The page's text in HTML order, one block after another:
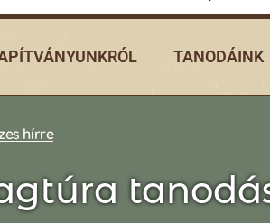
TANODÁINK
hírre